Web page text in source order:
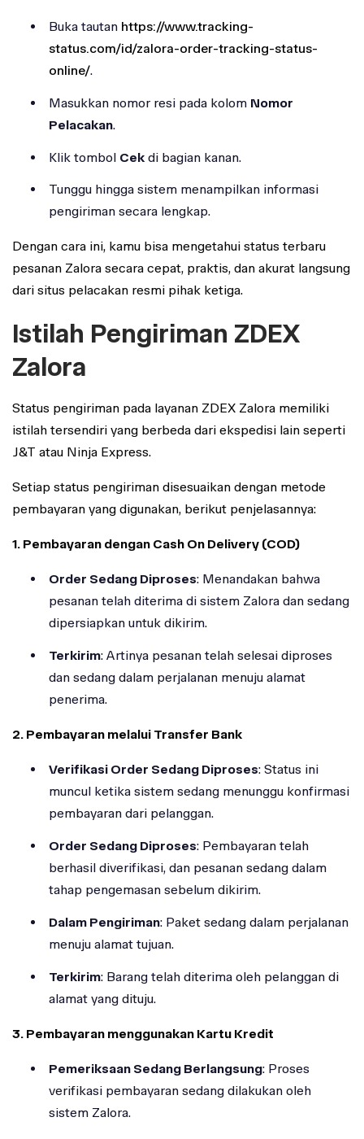
Buka tautan https://www.tracking-
status.com/id/zalora-order-tracking-status-
online/.
Masukkan nomor resi pada kolom Nomor
Pelacakan.
Klik tombol Cek di bagian kanan.
Tunggu hingga sistem menampilkan informasi
pengiriman secara lengkap.
Dengan cara ini, kamu bisa mengetahui status terbaru
pesanan Zalora secara cepat, praktis, dan akurat langsung
dari situs pelacakan resmi pihak ketiga.
Istilah Pengiriman ZDEX
Zalora
Status pengiriman pada layanan ZDEX Zalora memiliki
istilah tersendiri yang berbeda dari ekspedisi lain seperti
J&T atau Ninja Express.
Setiap status pengiriman disesuaikan dengan metode
pembayaran yang digunakan, berikut penjelasannya:
1. Pembayaran dengan Cash On Delivery (COD)
Order Sedang Diproses: Menandakan bahwa
pesanan telah diterima di sistem Zalora dan sedang
dipersiapkan untuk dikirim.
Terkirim: Artinya pesanan telah selesai diproses
dan sedang dalam perjalanan menuju alamat
penerima.
2. Pembayaran melalui Transfer Bank
Verifikasi Order Sedang Diproses: Status ini
muncul ketika sistem sedang menunggu konfirmasi
pembayaran dari pelanggan.
Order Sedang Diproses: Pembayaran telah
berhasil diverifikasi, dan pesanan sedang dalam
tahap pengemasan sebelum dikirim.
Dalam Pengiriman: Paket sedang dalam perjalanan
menuju alamat tujuan.
Terkirim: Barang telah diterima oleh pelanggan di
alamat yang dituju.
3. Pembayaran menggunakan Kartu Kredit
Pemeriksaan Sedang Berlangsung: Proses
verifikasi pembayaran sedang dilakukan oleh
sistem Zalora.